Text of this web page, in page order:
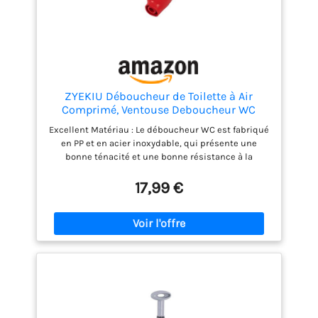
ZYEKIU Déboucheur de Toilette à Air
Comprimé, Ventouse Deboucheur WC
Têtes de Piston et Gonfleur, Débouchage
Canalisation Débouchage pour Toilette,
Déboucheur WC Deboucheur Canalisation
(Rouge)
Excellent Matériau : Le déboucheur WC est fabriqué
en PP et en acier inoxydable, qui présente une
bonne ténacité et une bonne résistance à la
principale ; la partie en acier inoxydable du
déboucheur WC est très résistante et ne rouille pas
facilement, ce qui rend la tige de commande ferme
et stable, et peut être utilisée pendant une longue
période sans se soucier des dommages dus à des
problèmes de matériaux. Il peut également
Le déboucheur evier est conçu en fonction du drain
des toilettes, qui peut s'adapter étroitement au
17,99 €